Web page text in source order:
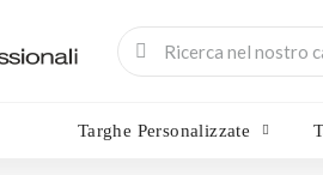
Targhe Personalizzate